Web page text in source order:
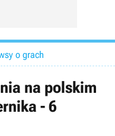
o grach
na polskim
- 6